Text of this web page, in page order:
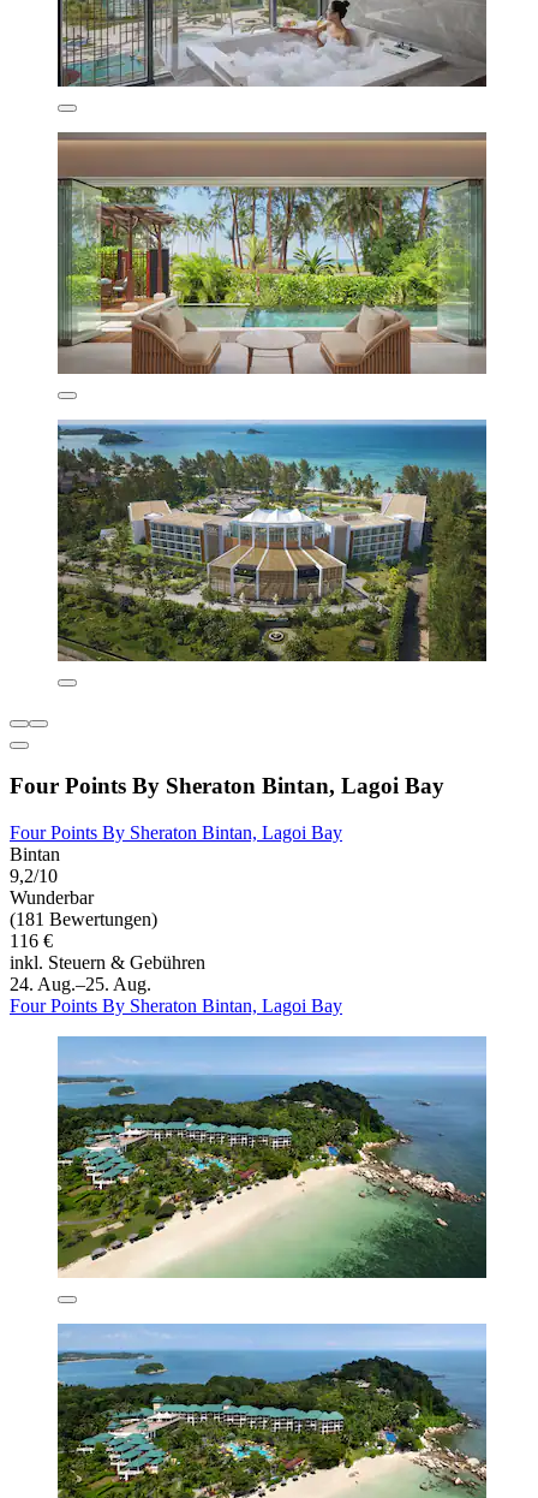
Four Points By Sheraton Bintan, Lagoi Bay
Four Points By Sheraton Bintan, Lagoi Bay
Bintan
9,2/10
Wunderbar
(181 Bewertungen)
116 €
inkl. Steuern & Gebühren
24. Aug.–25. Aug.
Four Points By Sheraton Bintan, Lagoi Bay